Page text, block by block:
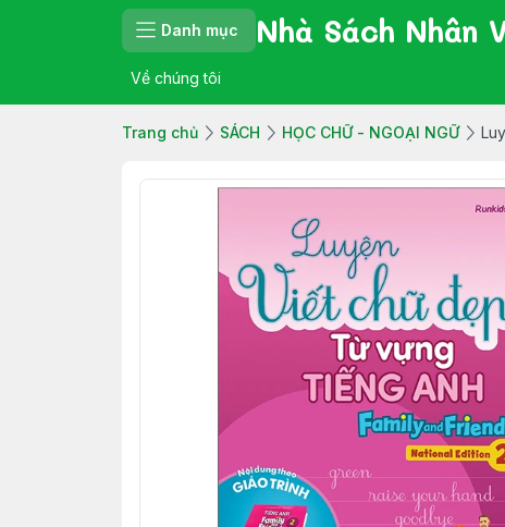
Danh mục Nhà Sách Nhân
Về chúng tôi
Trang chủ SÁCH HỌC CHỮ - NGOẠI NGỮ